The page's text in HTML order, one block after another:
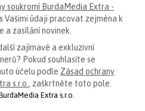
soukromí BurdaMedia Extra -
Vašimi údaji pracovat zejména k
a zasílání novinek.
zajímavé a exkluzivní
Pokud souhlasíte se
účelu podle Zásad ochrany
s.r.o., zaškrtněte toto pole.
Extra s.r.o.